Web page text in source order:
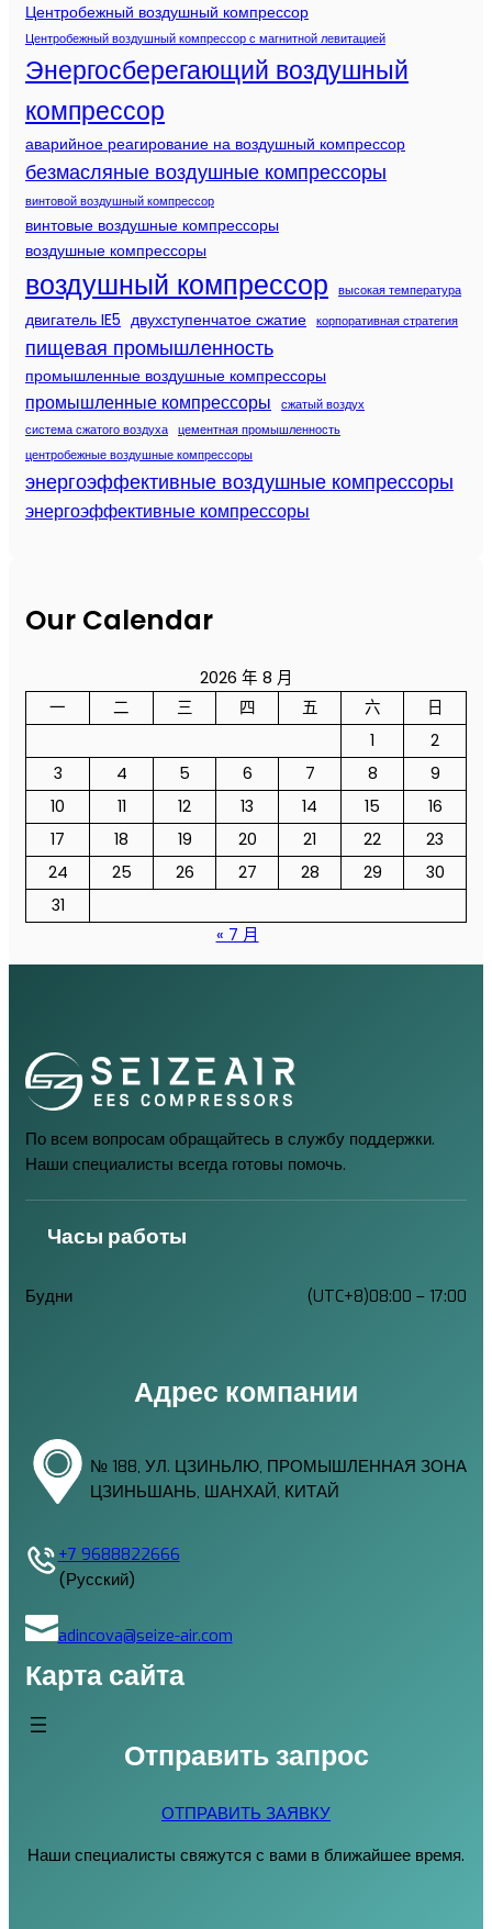
Центробежный воздушный компрессор
Центробежный воздушный компрессор с магнитной левитацией
Энергосберегающий воздушный
компрессор
аварийное реагирование на воздушный компрессор
безмасляные воздушные компрессоры
винтовой воздушный компрессор
винтовые воздушные компрессоры
воздушные компрессоры
воздушный компрессор высокая температура
двигатель IE5 двухступенчатое сжатие корпоративная стратегия
пищевая промышленность
промышленные воздушные компрессоры
промышленные компрессоры
сжатый воздух
система сжатого воздуха цементная промышленность
центробежные воздушные компрессоры
энергоэффективные воздушные компрессоры
энергоэффективные компрессоры
Our Calendar
2026 年 8 月
一
二 三 四 五 六
日
1
2
3
4 5 6 7 8
9
10
11 12 13 14 15
16
17
18 19 20 21 22
23
24
25 26 27 28 29
30
31
« 7 月
По всем вопросам обращайтесь в службу поддержки.
Наши специалисты всегда готовы помочь.
Часы работы
Будни (UTC+8)08:00 – 17:00
Адрес компании
№ 188, УЛ. ЦЗИНЬЛЮ, ПРОМЫШЛЕННАЯ ЗОНА
ЦЗИНЬШАНЬ, ШАНХАЙ, КИТАЙ
+7 9688822666
(Русский)
adincova@seize-air.com
Карта сайта
Отправить запрос
ОТПРАВИТЬ ЗАЯВКУ
Наши специалисты свяжутся с вами в ближайшее время.